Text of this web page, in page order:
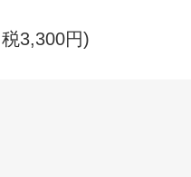
3,300円)